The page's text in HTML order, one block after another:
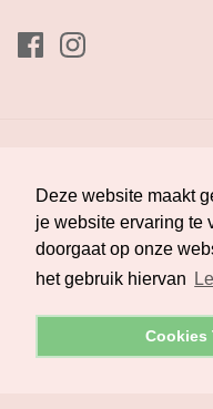
Deze website maakt
je website ervaring te
doorgaat op onze
het gebruik hiervan
Cookies
Deze website maakt
je website ervaring te
doorgaat op onze
het gebruik hiervan
Cookies
Nederland (EUR €)
Melman Lingerie.